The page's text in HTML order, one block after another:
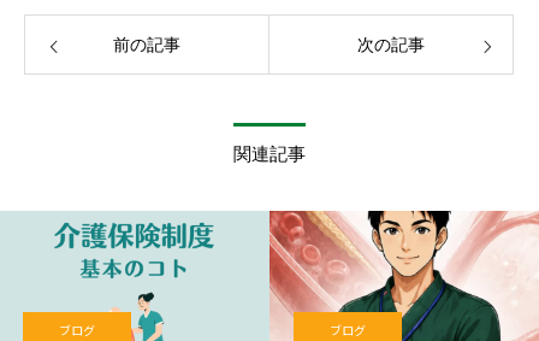
前の記事 次の記事
関連記事
ブログ ブログ